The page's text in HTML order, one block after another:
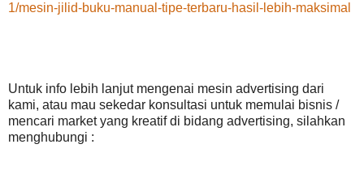
1/mesin-jilid-buku-manual-tipe-terbaru-hasil-lebih-maksimal
Untuk info lebih lanjut mengenai mesin advertising dari
kami, atau mau sekedar konsultasi untuk memulai bisnis /
mencari market yang kreatif di bidang advertising, silahkan
menghubungi :